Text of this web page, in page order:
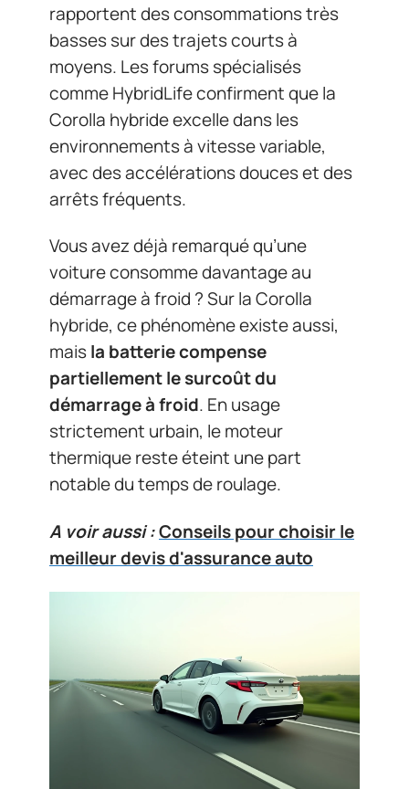
rapportent des consommations très
basses sur des trajets courts à
moyens. Les forums spécialisés
comme HybridLife confirment que la
Corolla hybride excelle dans les
environnements à vitesse variable,
avec des accélérations douces et des
arrêts fréquents.
Vous avez déjà remarqué qu’une
voiture consomme davantage au
démarrage à froid ? Sur la Corolla
hybride, ce phénomène existe aussi,
maisla batterie compense
partiellement le surcoût du
démarrage à froid. En usage
strictement urbain, le moteur
thermique reste éteint une part
notable du temps de roulage.
A voir aussi :Conseils pour choisir le
meilleur devis d'assurance auto